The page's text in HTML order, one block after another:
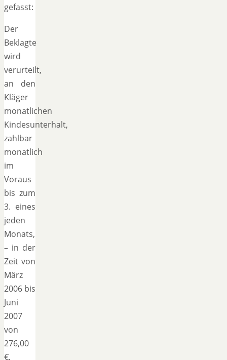
gefasst:
Der
Beklagte
wird
verurteilt,
an den
Kläger
monatlichen
Kindesunterhalt,
zahlbar
monatlich
im
Voraus
bis zum
3. eines
jeden
Monats,
– in der
Zeit von
März
2006 bis
Juni
2007
von
276,00
€,